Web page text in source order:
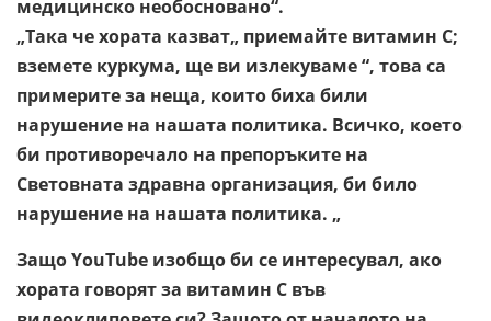
медицинско необосновано“.
„Така че хората казват„ приемайте витамин С;
вземете куркума, ще ви излекуваме “, това са
примерите за неща, които биха били
нарушение на нашата политика. Всичко, което
би противоречало на препоръките на
Световната здравна организация, би било
нарушение на нашата политика. „
Защо YouTube изобщо би се интересувал, ако
хората говорят за витамин С във